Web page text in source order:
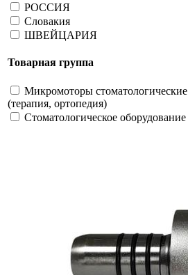
РОССИЯ
Словакия
ШВЕЙЦАРИЯ
Товарная группа
Микромоторы стоматологические
(терапия, ортопедия)
Стоматологическое оборудование